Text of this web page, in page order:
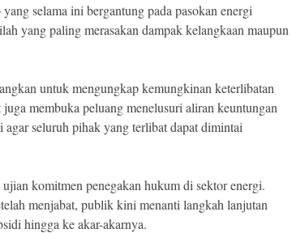
selama ini bergantung pada pasokan energi
yang paling merasakan dampak kelangkaan maupun
untuk mengungkap kemungkinan keterlibatan
membuka peluang menelusuri aliran keuntungan
seluruh pihak yang terlibat dapat dimintai
komitmen penegakan hukum di sektor energi.
menjabat, publik kini menanti langkah lanjutan
hingga ke akar-akarnya.